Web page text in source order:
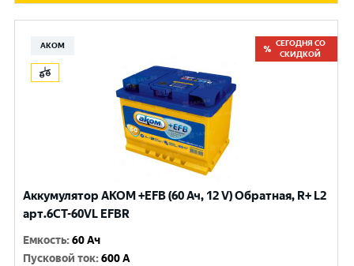
АКОМ
СЕГОДНЯ СО
СКИДКОЙ
Аккумулятор AKOM +EFB (60 Ач, 12 V) Обратная, R+ L2
арт.6CТ-60VL EFBR
Емкость:60 Ач
Пусковой ток:600 A